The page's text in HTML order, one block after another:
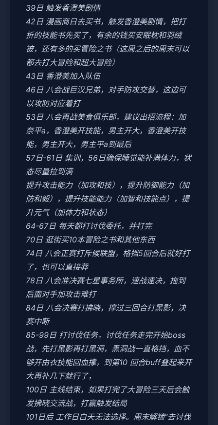
39日 触发香澄美剧情
42日 漫画商日去买书，触发香澄美剧情，把打
折的技能书先买了，有余的钱买安眠枕和羽绒
被，还有多的买冒险之书（这周之后的周末可以
都去打大冒险和超大冒险）
43日 香澄美加入队伍
46日 八会战巨汉兄弟，对手防攻交替，这边可
以攻防对应着打
53日 八会再战美食俱乐部，建议出招流程：加
奈平a，香澄美开技能，男主开大，香澄美开技
能，男主开大，男主平a到最后
57日-61日 集训，56日确保睡觉能补满体力，状
态尽量拉到满
提升攻击能力（加攻和技），提升防御能力（加
防和毅），提升技能能力（加智和技能点），提
升元气（加体力和状态）
64-67日 每天都打讨伐委托，并打完
70日 逛街买10本冒险之书和其他东西
74日 八会正赛打斥候联盟，格挡5回合后就好打
了，也可以直接莽
78日 八会准决赛七星事务所，速战速决，拖到
后面对手加攻击难打
84日 八会决赛打拂晓，撑过三回合打黑影，决
赛中断
85-99日 打讨伐任务，讨伐任务走完开始boss
战，先打黑影再打黑洞，黑洞战一直格挡，血不
够开由衣技能回血撑，到第10 回合buff叠起来开
大再补几下就行了，
100日 主线结束，如果打完了大冒险三天后会触
发拂晓交流战，打赢触发结局
101日后 工作日白天无法选择。周末解锁“去讨伐